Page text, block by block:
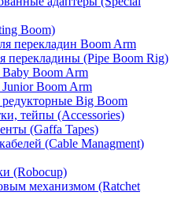
Boom)
перекладин Boom Arm
перекладины (Pipe Boom Rig)
Boom Arm
Boom Arm
Big Boom
тейпы (Accessories)
(Gaffa Tapes)
(Cable Managment)
(Robocup)
механизмом (Ratchet